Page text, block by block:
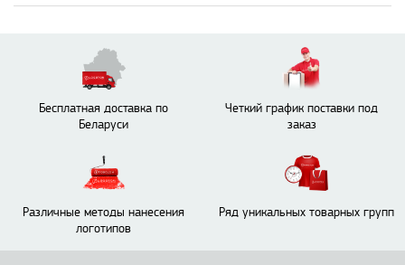
Бесплатная доставка по
Беларуси
Четкий график поставки под
заказ
Различные методы нанесения
логотипов
Ряд уникальных товарных групп